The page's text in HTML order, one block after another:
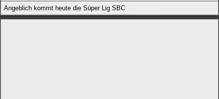
Angeblich kommt heute die Süper Lig SBC